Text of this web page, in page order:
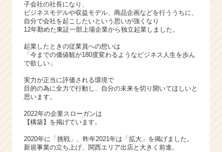
子会社の社長になり、
ビジネスモデルや収益モデル、商品企画などを行ううちに、
自分で会社を起こしたいという思いが強くなり
12年勤めた東証一部上場企業から独立起業しました。
起業したときの従業員への想いは
「今までの価値観が180度変わるようなビジネス人生を歩ん
で欲しい」
実力が正当に評価される環境で
目的の為に全力で行動し、自分の未来を切り開いてほしいと
思います。
2022年の企業スローガンは
【構築】を掲げています。
2020年に「挑戦」、昨年2021年は「拡大」を掲げました。
新規事業の立ち上げ、関西エリア出店と大きく前進。